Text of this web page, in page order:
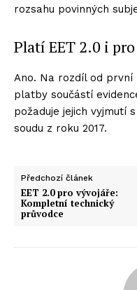
rozsahu povinných
Platí EET 2.0 i
Ano. Na rozdíl od
platby součástí
požaduje jejich vyjmutí
soudu z roku 2017.
Předchozí článek
EET 2.0 pro vývojáře:
Kompletní technický
průvodce